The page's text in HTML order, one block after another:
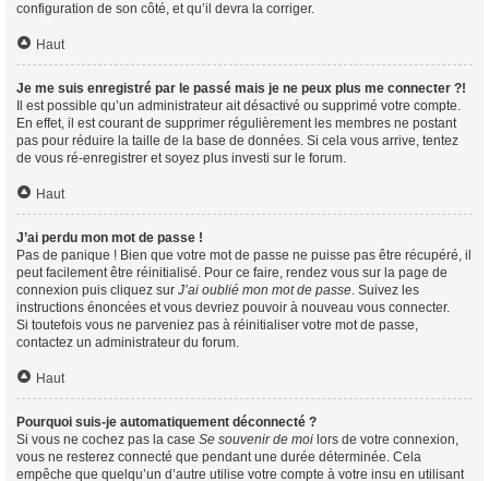
configuration de son côté, et qu’il devra la corriger.
Haut
Je me suis enregistré par le passé mais je ne peux plus me connecter ?!
Il est possible qu’un administrateur ait désactivé ou supprimé votre compte.
En effet, il est courant de supprimer régulièrement les membres ne postant
pas pour réduire la taille de la base de données. Si cela vous arrive, tentez
de vous ré-enregistrer et soyez plus investi sur le forum.
Haut
J’ai perdu mon mot de passe !
Pas de panique ! Bien que votre mot de passe ne puisse pas être récupéré, il
peut facilement être réinitialisé. Pour ce faire, rendez vous sur la page de
connexion puis cliquez sur J’ai oublié mon mot de passe. Suivez les
instructions énoncées et vous devriez pouvoir à nouveau vous connecter.
Si toutefois vous ne parveniez pas à réinitialiser votre mot de passe,
contactez un administrateur du forum.
Haut
Pourquoi suis-je automatiquement déconnecté ?
Si vous ne cochez pas la case Se souvenir de moi lors de votre connexion,
vous ne resterez connecté que pendant une durée déterminée. Cela
empêche que quelqu’un d’autre utilise votre compte à votre insu en utilisant